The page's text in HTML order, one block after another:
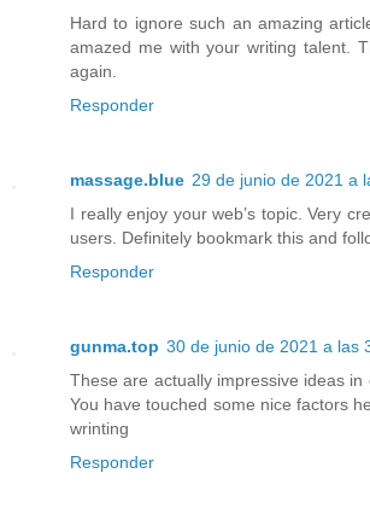
Hard to ignore such an amazing
amazed me with your writing talent.
again.
Responder
massage.blue 29 de junio de 2021 a
I really enjoy your web’s topic. Very
users. Definitely bookmark this and
Responder
gunma.top 30 de junio de 2021 a las
These are actually impressive ideas in
You have touched some nice factors
wrinting
Responder